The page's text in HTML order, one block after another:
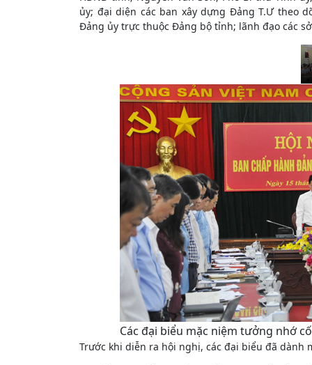
ủy; đại diện các ban xây dựng Đảng T.Ư theo
Đảng ủy trực thuộc Đảng bộ tỉnh; lãnh đạo các
Các đại biểu mặc niệm tưởng nhớ
Trước khi diễn ra hội nghị, các đại biểu đã dành